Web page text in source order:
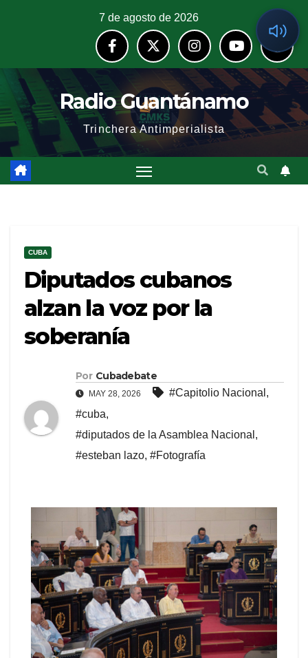
7 de agosto de 2026
Radio Guantánamo
Trinchera Antimperialista
CUBA
Diputados cubanos
alzan la voz por la
soberanía
Por Cubadebate
MAY 28, 2026 #Capitolio Nacional ,
#cuba,
#diputados de la Asamblea Nacional ,
#esteban lazo, #Fotografía